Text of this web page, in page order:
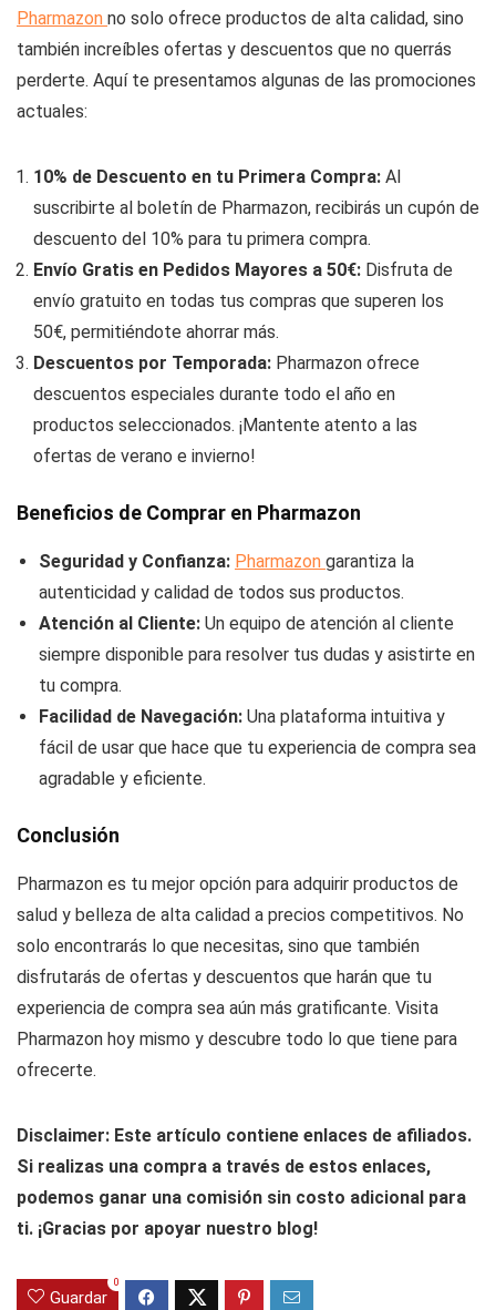
Pharmazon no solo ofrece productos de alta calidad, sino
también increíbles ofertas y descuentos que no querrás
perderte. Aquí te presentamos algunas de las promociones
actuales:
10% de Descuento en tu Primera Compra: Al
suscribirte al boletín de Pharmazon, recibirás un cupón de
descuento del 10% para tu primera compra.
Envío Gratis en Pedidos Mayores a 50€: Disfruta de
envío gratuito en todas tus compras que superen los
50€, permitiéndote ahorrar más.
Descuentos por Temporada: Pharmazon ofrece
descuentos especiales durante todo el año en
productos seleccionados. ¡Mantente atento a las
ofertas de verano e invierno!
Beneficios de Comprar en Pharmazon
Seguridad y Confianza: Pharmazon garantiza la
autenticidad y calidad de todos sus productos.
Atención al Cliente: Un equipo de atención al cliente
siempre disponible para resolver tus dudas y asistirte en
tu compra.
Facilidad de Navegación: Una plataforma intuitiva y
fácil de usar que hace que tu experiencia de compra sea
agradable y eficiente.
Conclusión
Pharmazon es tu mejor opción para adquirir productos de
salud y belleza de alta calidad a precios competitivos. No
solo encontrarás lo que necesitas, sino que también
disfrutarás de ofertas y descuentos que harán que tu
experiencia de compra sea aún más gratificante. Visita
Pharmazon hoy mismo y descubre todo lo que tiene para
ofrecerte.
Disclaimer: Este artículo contiene enlaces de afiliados.
Si realizas una compra a través de estos enlaces,
podemos ganar una comisión sin costo adicional para
ti. ¡Gracias por apoyar nuestro blog!
Guardar
0